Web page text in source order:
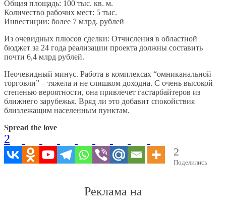
Общая площадь: 100 тыс. кв. м.
Количество рабочих мест: 5 тыс.
Инвестиции: более 7 млрд. рублей
Из очевидных плюсов сделки: Отчисления в областной
бюджет за 24 года реализации проекта должны составить
почти 6,4 млрд рублей.
Неочевидный минус. Работа в комплексах “омниканальной
торговли” – тяжела и не слишком доходна. С очень высокой
степенью вероятности, она привлечет гастарбайтеров из
ближнего зарубежья. Вряд ли это добавит спокойствия
близлежащим населенным пунктам.
Spread the love
2
2
Поделились
Реклама на